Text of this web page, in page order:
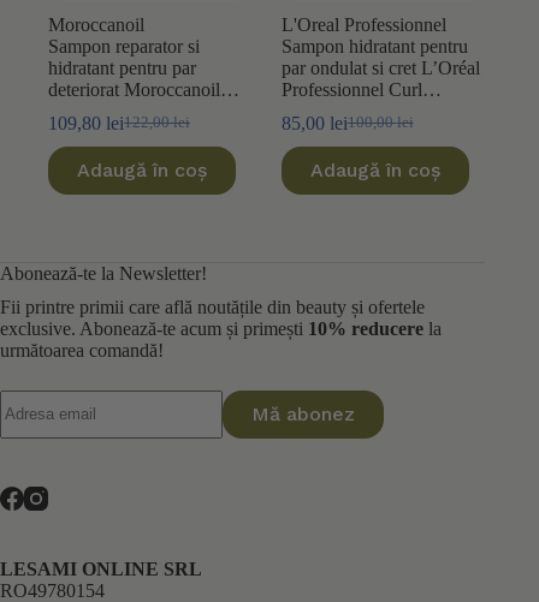
Moroccanoil
Sampon reparator si
hidratant pentru par
deteriorat Moroccanoil
122,00lei
Prețul
inițial
a
fost:
109,80 leiPrețul
curent
este:
109,80 lei.
Adaugă în coș
L'Oreal Professionnel
Sampon hidratant pentru
par ondulat si cret L’Oréal
Professionnel Curl
100,00lei
Prețul
inițial
a
fost:
85,00 leiPrețul
curent
este:
85,00 lei.
Adaugă în coș
Abonează-te la Newsletter!
Fii printre primii care află noutățile din beauty și ofertele
exclusive. Abonează-te acum și primești 10% reducere la
următoarea comandă!
Mă abonez
LESAMI ONLINE SRL
RO49780154